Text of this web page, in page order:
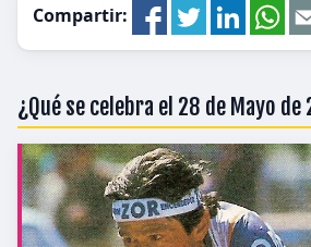
Compartir:
¿Qué se celebra el 28 de Mayo